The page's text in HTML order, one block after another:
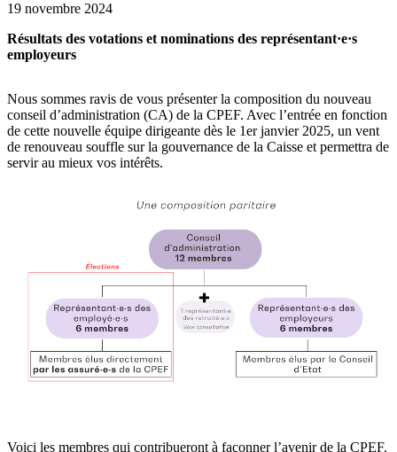
19 novembre 2024
Résultats des votations et nominations des représentant·e·s
employeurs
Nous sommes ravis de vous présenter la composition du nouveau
conseil d’administration (CA) de la CPEF. Avec l’entrée en fonction
de cette nouvelle équipe dirigeante dès le 1er janvier 2025, un vent
de renouveau souffle sur la gouvernance de la Caisse et permettra de
servir au mieux vos intérêts.
Voici les membres qui contribueront à façonner l’avenir de la CPEF.